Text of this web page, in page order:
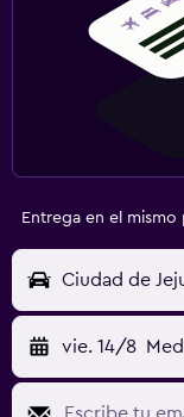
Entrega en el mismo
Ciudad de
vie. 14/8